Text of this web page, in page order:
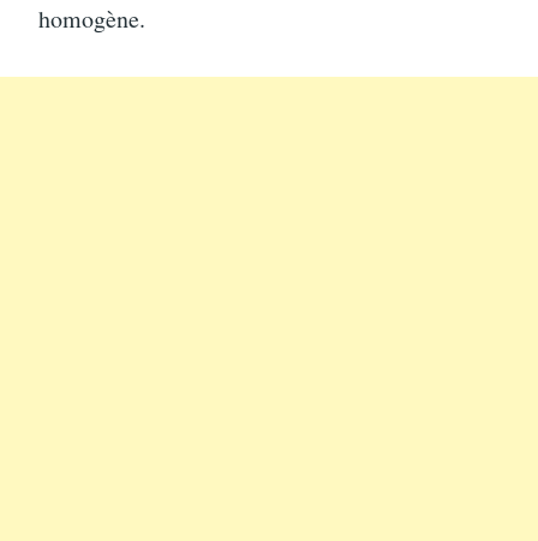
homogène.